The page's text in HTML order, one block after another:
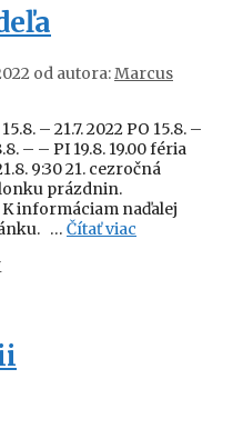
od autora:Marcus
– 21.7. 2022 PO 15.8. –
– – PI 19.8. 19.00 féria
9:30 21. cezročná
prázdnin.
informáciam naďalej
… Čítať viac